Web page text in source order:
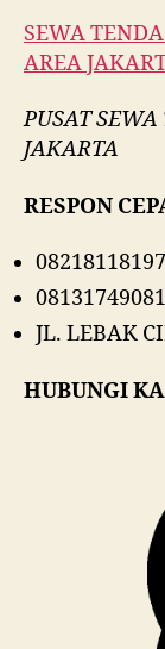
SEWA
AREA
PUSAT
JAKARTA
RESPON
JL. LEBAK
HUBUNGI